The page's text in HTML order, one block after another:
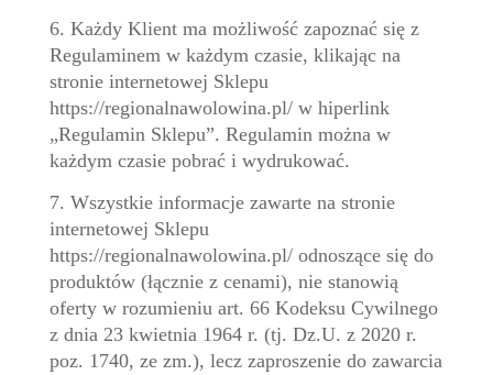
6. Każdy Klient ma możliwość zapoznać się z
Regulaminem w każdym czasie, klikając na
stronie internetowej Sklepu
https://regionalnawolowina.pl/ w hiperlink
„Regulamin Sklepu”. Regulamin można w
każdym czasie pobrać i wydrukować.
7. Wszystkie informacje zawarte na stronie
internetowej Sklepu
https://regionalnawolowina.pl/ odnoszące się do
produktów (łącznie z cenami), nie stanowią
oferty w rozumieniu art. 66 Kodeksu Cywilnego
z dnia 23 kwietnia 1964 r. (tj. Dz.U. z 2020 r.
poz. 1740, ze zm.), lecz zaproszenie do zawarcia